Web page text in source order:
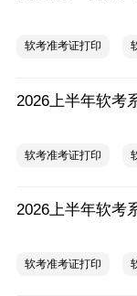
软考准考证打印
软考准考证打印
软考准考证打印